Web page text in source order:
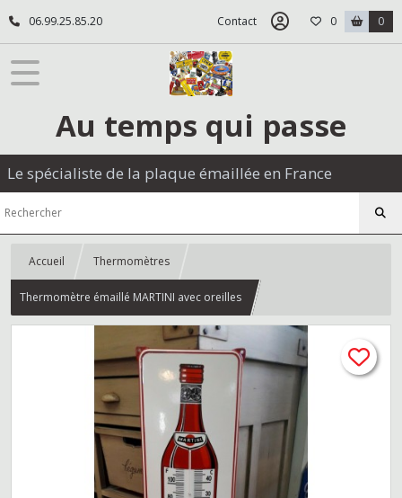
06.99.25.85.20 Contact 0 0
Au temps qui passe
Le spécialiste de la plaque émaillée en France
Accueil Thermomètres
Thermomètre émaillé MARTINI avec oreilles